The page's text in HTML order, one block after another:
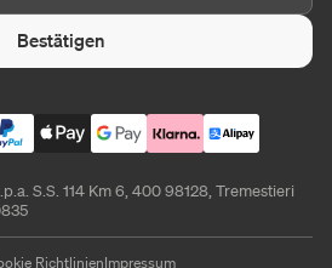
Bestätigen
S.S. 114 Km 6, 400 98128, Tremestieri
RichtlinienImpressum